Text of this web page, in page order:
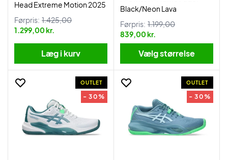
Head Extreme Motion 2025
Førpris: 1.425,00
1.299,00 kr.
Læg i kurv
Black/Neon Lava
Førpris: 1.199,00
839,00 kr.
Vælg størrelse
OUTLET
- 30%
OUTLET
- 30%